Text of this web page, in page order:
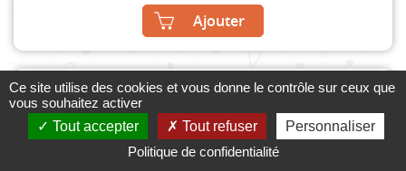
Ajouter
Ce site utilise des cookies et vous donne le contrôle sur ceux que
vous souhaitez activer
Tout accepter
Tout refuser
Personnaliser
Politique de confidentialité